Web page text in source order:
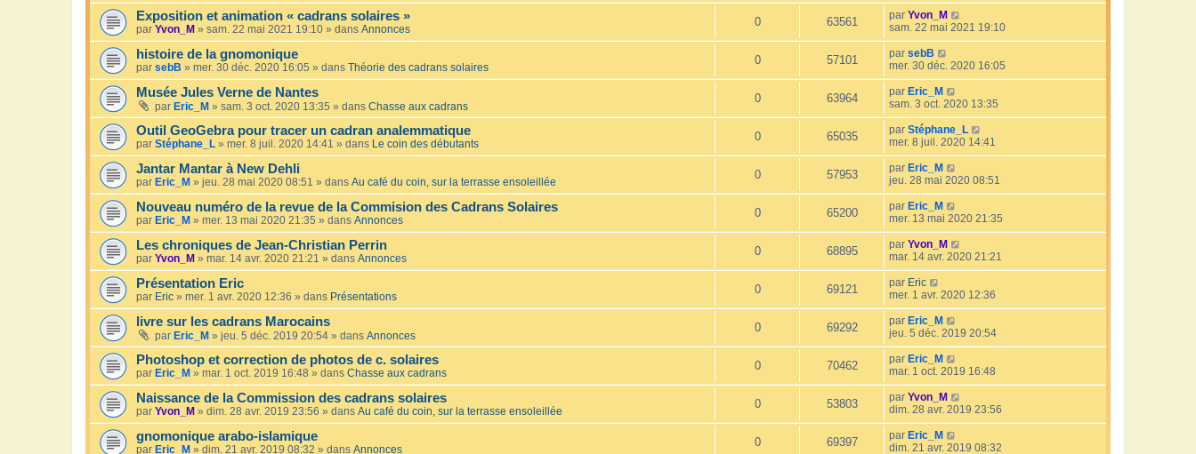
Exposition et animation « cadrans solaires »
par Yvon_M » sam. 22 mai 2021 19:10 » dans Annonces
0 63561 par Yvon_M
sam. 22 mai 2021 19:10
histoire de la gnomonique
par sebB » mer. 30 déc. 2020 16:05 » dans Théorie des cadrans solaires
0 57101 par sebB
mer. 30 déc. 2020 16:05
Musée Jules Verne de Nantes
par Eric_M » sam. 3 oct. 2020 13:35 » dans Chasse aux cadrans
0 63964 par Eric_M
sam. 3 oct. 2020 13:35
Outil GeoGebra pour tracer un cadran analemmatique
par Stéphane_L » mer. 8 juil. 2020 14:41 » dans Le coin des débutants
0 65035 par Stéphane_L
mer. 8 juil. 2020 14:41
Jantar Mantar à New Dehli
par Eric_M » jeu. 28 mai 2020 08:51 » dans Au café du coin, sur la terrasse ensoleillée
0 57953 par Eric_M
jeu. 28 mai 2020 08:51
Nouveau numéro de la revue de la Commision des Cadrans Solaires
par Eric_M » mer. 13 mai 2020 21:35 » dans Annonces
0 65200 par Eric_M
mer. 13 mai 2020 21:35
Les chroniques de Jean-Christian Perrin
par Yvon_M » mar. 14 avr. 2020 21:21 » dans Annonces
0 68895 par Yvon_M
mar. 14 avr. 2020 21:21
Présentation Eric
par Eric » mer. 1 avr. 2020 12:36 » dans Présentations
0 69121 par Eric
mer. 1 avr. 2020 12:36
livre sur les cadrans Marocains
par Eric_M » jeu. 5 déc. 2019 20:54 » dans Annonces
0 69292 par Eric_M
jeu. 5 déc. 2019 20:54
Photoshop et correction de photos de c. solaires
par Eric_M » mar. 1 oct. 2019 16:48 » dans Chasse aux cadrans
0 70462 par Eric_M
mar. 1 oct. 2019 16:48
Naissance de la Commission des cadrans solaires
par Yvon_M » dim. 28 avr. 2019 23:56 » dans Au café du coin, sur la terrasse ensoleillée
0 53803 par Yvon_M
dim. 28 avr. 2019 23:56
gnomonique arabo-islamique
par Eric_M » dim. 21 avr. 2019 08:32 » dans Annonces
0 69397 par Eric_M
dim. 21 avr. 2019 08:32